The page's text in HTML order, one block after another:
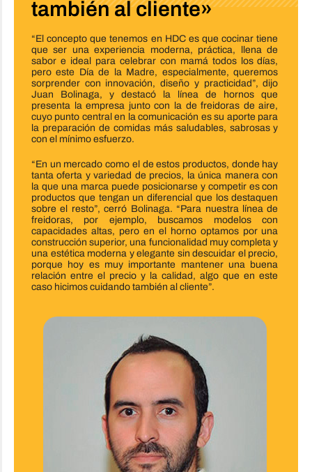
también al cliente»
“El concepto que tenemos en HDC es que cocinar tiene
que ser una experiencia moderna, práctica, llena de
sabor e ideal para celebrar con mamá todos los días,
pero este Día de la Madre, especialmente, queremos
sorprender con innovación, diseño y practicidad”, dijo
Juan Bolinaga, y destacó la línea de hornos que
presenta la empresa junto con la de freidoras de aire,
cuyo punto central en la comunicación es su aporte para
la preparación de comidas más saludables, sabrosas y
con el mínimo esfuerzo.
“En un mercado como el de estos productos, donde hay
tanta oferta y variedad de precios, la única manera con
la que una marca puede posicionarse y competir es con
productos que tengan un diferencial que los destaquen
sobre el resto”, cerró Bolinaga. “Para nuestra línea de
freidoras, por ejemplo, buscamos modelos con
capacidades altas, pero en el horno optamos por una
construcción superior, una funcionalidad muy completa y
una estética moderna y elegante sin descuidar el precio,
porque hoy es muy importante mantener una buena
relación entre el precio y la calidad, algo que en este
caso hicimos cuidando también al cliente”.